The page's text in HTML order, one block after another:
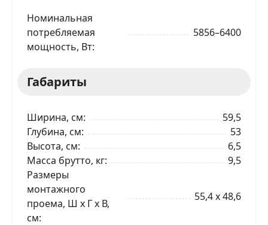
Номинальная
потребляемая
мощность, Вт
5856–6400
Габариты
Ширина, см
59,5
Глубина, см
53
Высота, см
6,5
Масса брутто, кг
9,5
Размеры
монтажного
проема, Ш x Г x В,
см
55,4 x 48,6
ОТПРАВИТЬ ЗАЯВКУ